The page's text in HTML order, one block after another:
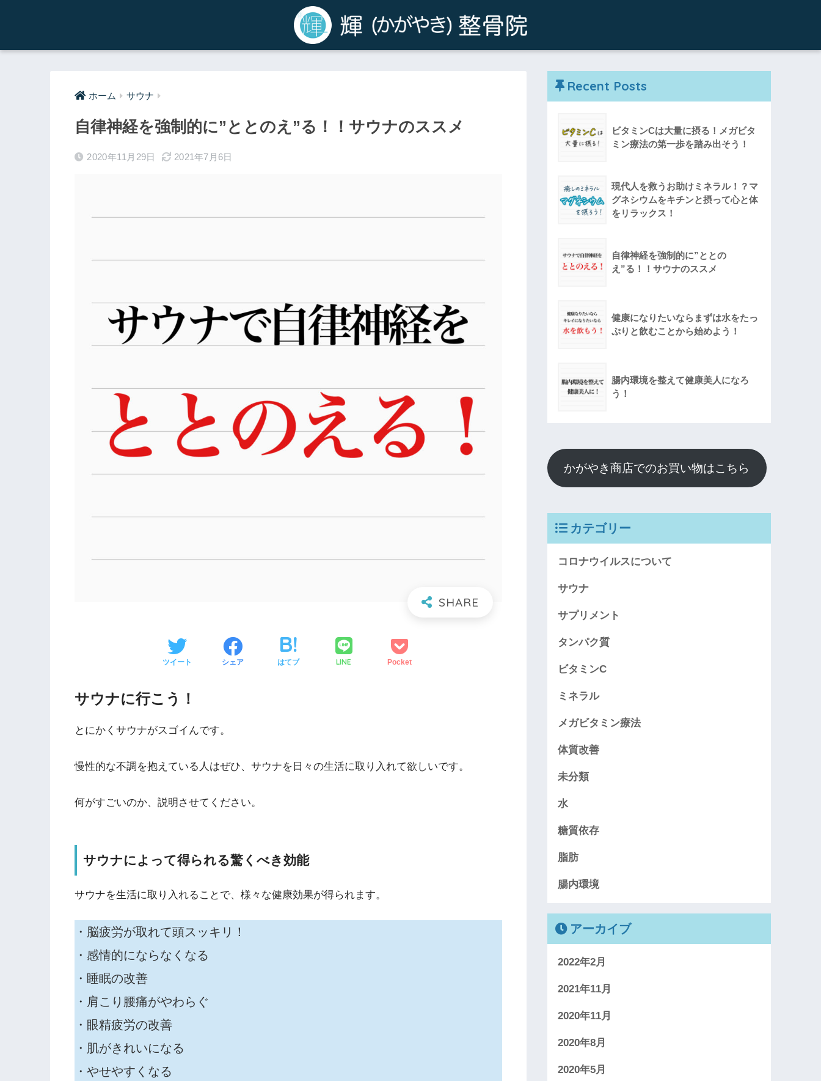
ホーム サウナ
自律神経を強制的に”ととのえ”る！！サウナのススメ
2020年11月29日 2021年7月6日
ツイート シェア はてブ LINE Pocket
サウナに行こう！
とにかくサウナがスゴイんです。
慢性的な不調を抱えている人はぜひ、サウナを日々の生活に取り入れて欲しいです。
何がすごいのか、説明させてください。
サウナによって得られる驚くべき効能
サウナを生活に取り入れることで、様々な健康効果が得られます。
・脳疲労が取れて頭スッキリ！
・感情的にならなくなる
・睡眠の改善
・肩こり腰痛がやわらぐ
・眼精疲労の改善
・肌がきれいになる
・やせやすくなる
Recent Posts
ビタミンCは大量に摂る！メガビタ
ミン療法の第一歩を踏み出そう！
現代人を救うお助けミネラル！？マ
グネシウムをキチンと摂って心と体
をリラックス！
自律神経を強制的に”ととの
え”る！！サウナのススメ
健康になりたいならまずは水をたっ
ぷりと飲むことから始めよう！
腸内環境を整えて健康美人になろ
う！
かがやき商店でのお買い物はこちら
カテゴリー
コロナウイルスについて
サウナ
サプリメント
タンパク質
ビタミンC
ミネラル
メガビタミン療法
体質改善
未分類
水
糖質依存
脂肪
腸内環境
アーカイブ
2022年2月
2021年11月
2020年11月
2020年8月
2020年5月